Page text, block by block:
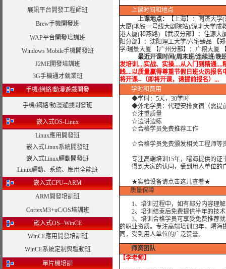
展訊平台開發工程師班
Brew手機開發班
WAP平台開發培訓班
Windows Mobile手機開發班
J2ME開發培訓班
3G手機通才就業班
手機/網絡/動漫遊戲開發
手機/網絡/動漫遊戲開發班
嵌入式OS-Linux
Linux應用開發班
嵌入式Linux系統開發班
嵌入式Linux驅動開發班
Linux驅動、系統、應用全能班
嵌入式CPU--ARM
ARM開發培訓班
CortexM3+uC/OS培訓班
嵌入式OS--WinCE
WinCE應用開發培訓班
WinCE系統定制與驅動班
單片機培訓
上课时间和地点
上课地点：
【上海】：同济大
大厦(地铁一号线大剧院站)/深圳大学成
港大厦(和燕路) 【武汉分部】：佳源大
阳分部】：沈阳理工大学/六宅臻品 【
学/瑞景大厦 【广州分部】：广粮大厦
最近开课时间(周末班/连续班/晚
发培训....实战、实操....从入门到精通
践....以质量赢得尊重节假日班火热报名
将开课--（即将开课，请提前报名）...
学时和费用
◆学时： 5天，30学时
◆外地学员：代理安排食宿（需提
☆注重质量
☆边讲边练
☆合格学员免费推荐工作
☆合格学员免费颁发相关工程师等
专注高端培训15年，曙海提供的证
得到大家的认同，受到用人单位的
★实验设备请点击这儿查看★
质量保障
1、培训过程中，如有部分内容理解
2、培训结束后免费提供半年的技术
3、培训合格学员可享受免费推荐就
的职业资质。专注高端培训13年，曙
同，受到用人单位的广泛赞誉。
师资团队
【李老师】